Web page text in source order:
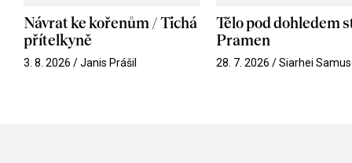
Návrat ke kořenům / Tichá
přítelkyně
3. 8. 2026 / Janis Prášil
Tělo pod dohledem
Pramen
28. 7. 2026 / Siarhei